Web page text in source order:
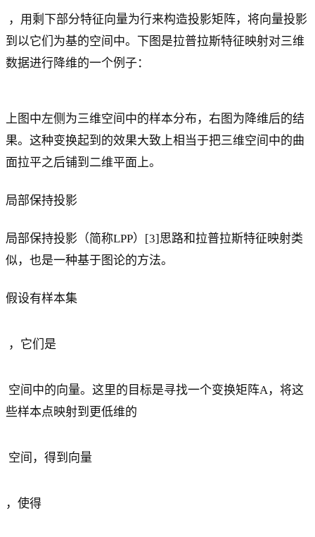
，用剩下部分特征向量为行来构造投影矩阵，将向量投影
到以它们为基的空间中。下图是拉普拉斯特征映射对三维
数据进行降维的一个例子：
上图中左侧为三维空间中的样本分布，右图为降维后的结
果。这种变换起到的效果大致上相当于把三维空间中的曲
面拉平之后铺到二维平面上。
局部保持投影
局部保持投影（简称LPP）[3]思路和拉普拉斯特征映射类
似，也是一种基于图论的方法。
假设有样本集
，它们是
空间中的向量。这里的目标是寻找一个变换矩阵A，将这
些样本点映射到更低维的
空间，得到向量
，使得